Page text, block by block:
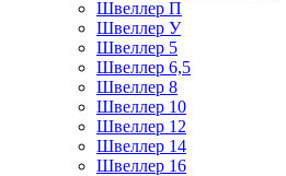
Швеллер П
Швеллер У
Швеллер 5
Швеллер 6,5
Швеллер 8
Швеллер 10
Швеллер 12
Швеллер 14
Швеллер 16